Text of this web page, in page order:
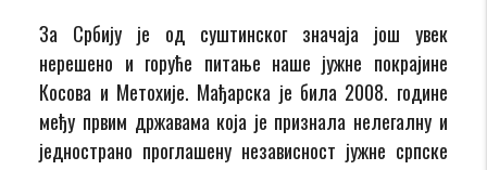
За Србију је од суштинског значаја још увек
нерешено и горуће питање наше јужне покрајине
Косова и Метохије. Мађарска је била 2008. године
међу првим државама која је признала нелегалну и
једнострано проглашену независност јужне српске